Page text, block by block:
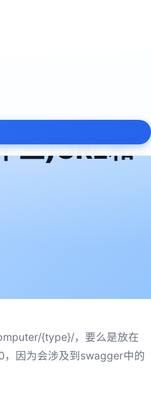
三)URL和
{type}/，要么是放在
因为会涉及到swagger中的